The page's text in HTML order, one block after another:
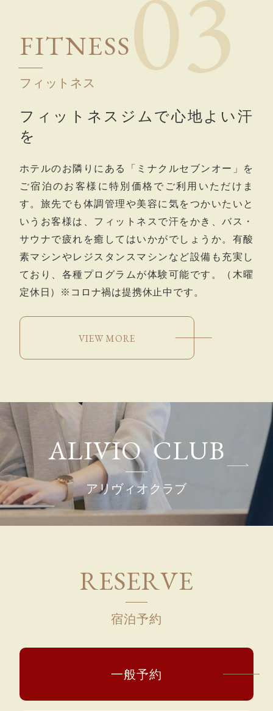
03
FITNESS
フィットネス
フィットネスジムで心地よい汗
を
ホテルのお隣りにある「ミナクルセブンオー」を
ご宿泊のお客様に特別価格でご利用いただけま
す。旅先でも体調管理や美容に気をつかいたいと
いうお客様は、フィットネスで汗をかき、バス・
サウナで疲れを癒してはいかがでしょうか。有酸
素マシンやレジスタンスマシンなど設備も充実し
ており、各種プログラムが体験可能です。（木曜
定休日）※コロナ禍は提携休止中です。
VIEW MORE
ALIVIO CLUB
アリヴィオクラブ
RESERVE
宿泊予約
一般予約